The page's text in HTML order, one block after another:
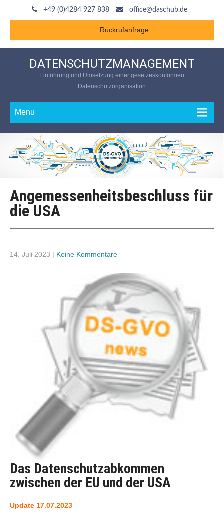
+49 (0)4284 927 838 office@daschub.de
Rückrufanfrage
DATENSCHUTZMANAGEMENT
Einführung und Umsetzung einer gesetzeskonformen
Datenschutzorganisation
Menu
Angemessenheitsbeschluss für
die USA
14. Juli 2023 | Keine Kommentare
Das Datenschutzabkommen
zwischen der EU und der USA
Update 17.07.2023